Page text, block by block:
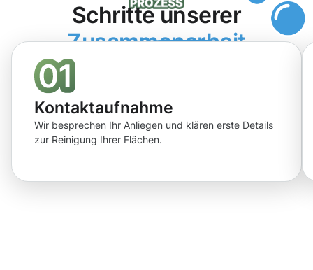
Schritte unserer
Zusammenarbeit
Kontaktaufnahme
Wir besprechen Ihr Anliegen und klären erste Details
zur Reinigung Ihrer Flächen.